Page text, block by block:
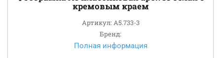
кремовым краем
Артикул: A5.733-3
Бренд:
Полная информация